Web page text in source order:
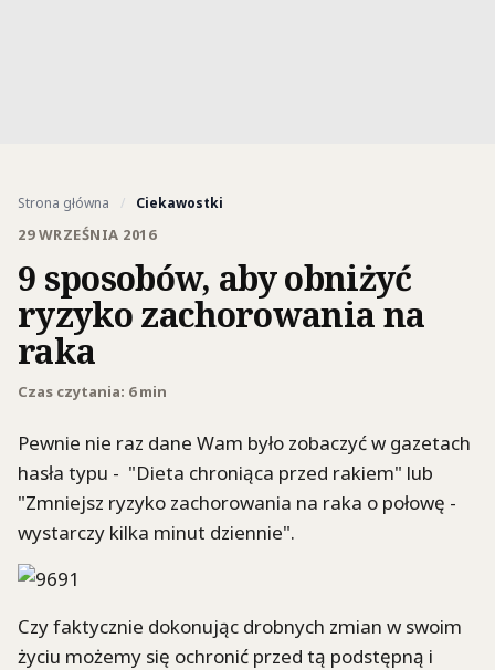
Strona główna / Ciekawostki
29 WRZEŚNIA 2016
9 sposobów, aby obniżyć
ryzyko zachorowania na
raka
Czas czytania: 6 min
Pewnie nie raz dane Wam było zobaczyć w gazetach
hasła typu - "Dieta chroniąca przed rakiem" lub
"Zmniejsz ryzyko zachorowania na raka o połowę -
wystarczy kilka minut dziennie".
Czy faktycznie dokonując drobnych zmian w swoim
życiu możemy się ochronić przed tą podstępną i